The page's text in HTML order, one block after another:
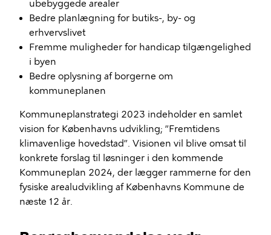
ubebyggede arealer
Bedre planlægning for butiks-, by- og
erhvervslivet
Fremme muligheder for handicap tilgængelighed
i byen
Bedre oplysning af borgerne om
kommuneplanen
Kommuneplanstrategi 2023 indeholder en samlet
vision for Københavns udvikling; ”Fremtidens
klimavenlige hovedstad”. Visionen vil blive omsat til
konkrete forslag til løsninger i den kommende
Kommuneplan 2024, der lægger rammerne for den
fysiske arealudvikling af Københavns Kommune de
næste 12 år.